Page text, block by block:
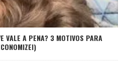
VALE A PENA? 3 MOTIVOS PARA